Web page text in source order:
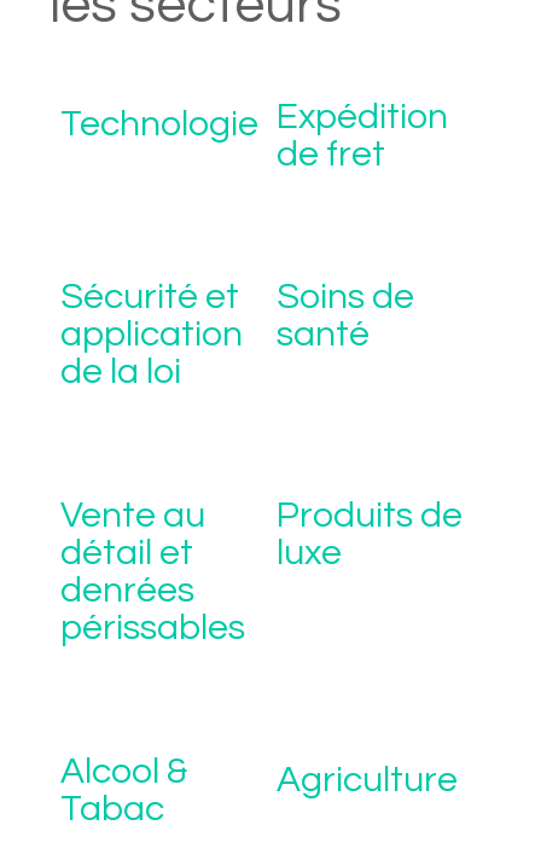
Technologie Expédition
de fret
Sécurité et
application
de la loi
Soins de
santé
Vente au
détail et
denrées
périssables
Produits de
luxe
Alcool &
Tabac
Agriculture